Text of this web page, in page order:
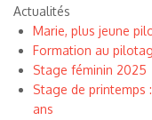
Actualités
Marie, plus jeune
Formation au
Stage féminin 2025
Stage de printemps
ans